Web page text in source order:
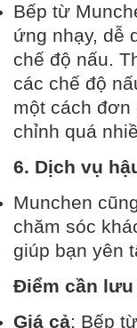
Bếp từ
ứng nhạy, dễ
chế độ nấu.
các chế độ
một cách đơn
chỉnh quá
6. Dịch vụ
Munchen
chăm sóc
giúp bạn yên
Điểm cần lưu
Giá cả: Bếp